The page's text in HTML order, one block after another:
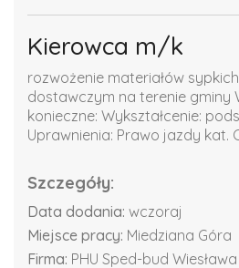
Kierowca m/k
rozwożenie materiałów
dostawczym na terenie gminy
konieczne: Wykształcenie:
Uprawnienia: Prawo jazdy kat.
Szczegóły:
Data dodania: wczoraj
Miejsce pracy: Miedziana Góra
Firma: PHU Sped-bud